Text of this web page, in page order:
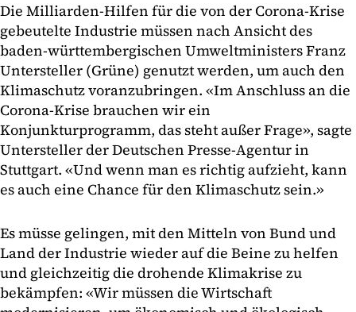
Die Milliarden-Hilfen für die von der Corona-Krise
gebeutelte Industrie müssen nach Ansicht des
baden-württembergischen Umweltministers Franz
Untersteller (Grüne) genutzt werden, um auch den
Klimaschutz voranzubringen. «Im Anschluss an die
Corona-Krise brauchen wir ein
Konjunkturprogramm, das steht außer Frage», sagte
Untersteller der Deutschen Presse-Agentur in
Stuttgart. «Und wenn man es richtig aufzieht, kann
es auch eine Chance für den Klimaschutz sein.»
Es müsse gelingen, mit den Mitteln von Bund und
Land der Industrie wieder auf die Beine zu helfen
und gleichzeitig die drohende Klimakrise zu
bekämpfen: «Wir müssen die Wirtschaft